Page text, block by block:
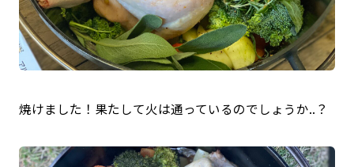
焼けました！果たして火は通っているのでしょうか..？